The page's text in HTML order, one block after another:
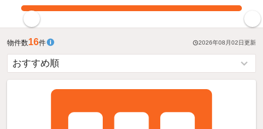
物件数16件 2026年08月02日更新